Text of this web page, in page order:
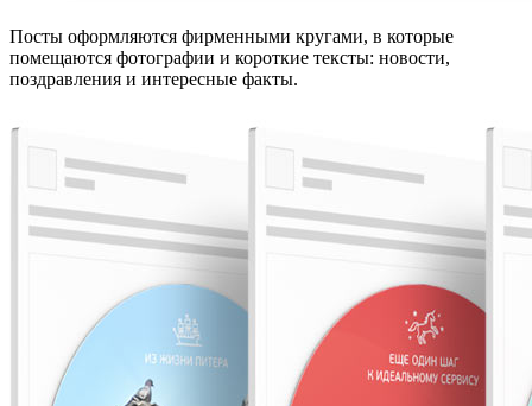
Посты оформляются фирменными кругами, в которые
помещаются фотографии и короткие тексты: новости,
поздравления и интересные факты.